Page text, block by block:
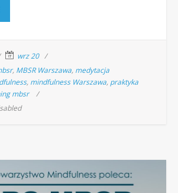
wrz 20
, MBSR Warszawa, medytacja
, mindfulness Warszawa, praktyka
mbsr